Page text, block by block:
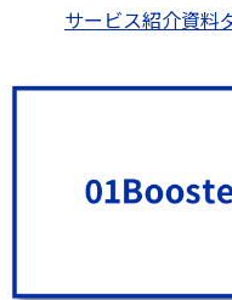
サービス紹介資料